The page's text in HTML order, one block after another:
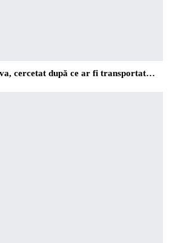
cercetat după ce ar fi transportat…